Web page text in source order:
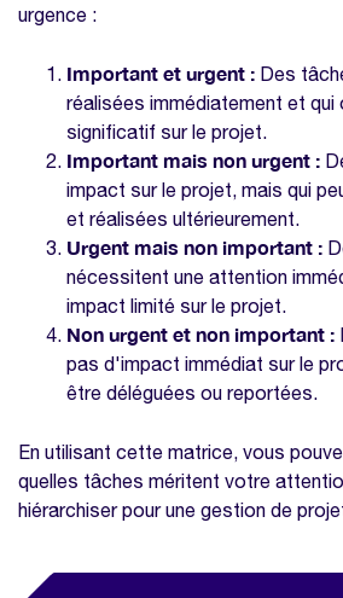
mais non importantes ?
Comment identifier les
ni importantes ?
Comment gérer les tâches
non importantes dans un
Comment gérer les tâches
non importantes dans un
Comment prioriser les
matrice Eisenhower pour
projet ?
pour améliorer la
gestion de projet ?
Quels sont les pièges à
Comment appliquer la
urgence :
Important et urgent : Des
réalisées immédiatement et qui
significatif sur le projet.
Important mais non urgent :
impact sur le projet, mais qui
et réalisées ultérieurement.
Urgent mais non important :
nécessitent une attention
impact limité sur le projet.
Non urgent et non important :
pas d'impact immédiat sur le
être déléguées ou reportées.
En utilisant cette matrice, vous
quelles tâches méritent votre
hiérarchiser pour une gestion de